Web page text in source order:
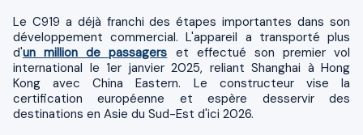
Le C919 a déjà franchi des étapes importantes dans son
développement commercial. L'appareil a transporté plus
d'un million de passagers et effectué son premier vol
international le 1er janvier 2025, reliant Shanghai à Hong
Kong avec China Eastern. Le constructeur vise la
certification européenne et espère desservir des
destinations en Asie du Sud-Est d'ici 2026.